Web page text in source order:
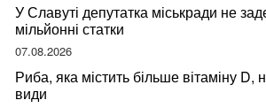
У Славуті депутатка міськради не
мільйонні статки
07.08.2026
Риба, яка містить більше вітаміну D,
види